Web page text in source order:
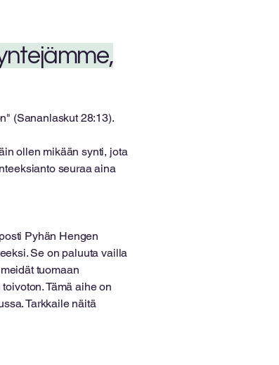
(Sananlaskut 28:13).
ollen mikään synti, jota
seuraa aina
Pyhän Hengen
Se on paluuta vailla
tuomaan
Tämä aihe on
Tarkkaile näitä